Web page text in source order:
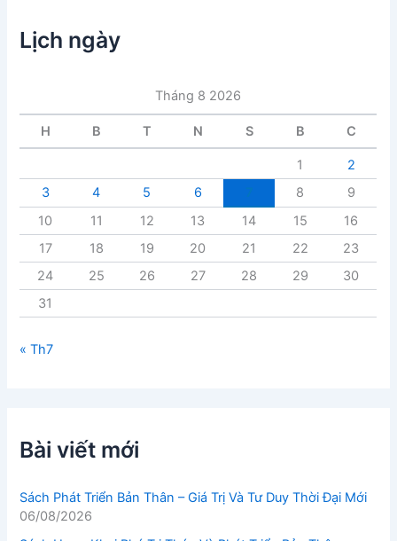
c
b
i
Lịch ngày
Tháng 8 2026
H B T N S B C
1
2
3
4 5 6 8
9
10
11 12 13 14 15
16
17
18 19 20 21 22
23
24
25 26 27 28 29
30
31
« Th7
Bài viết mới
Sách Phát Triển Bản Thân – Giá Trị Và Tư Duy Thời Đại Mới
06/08/2026